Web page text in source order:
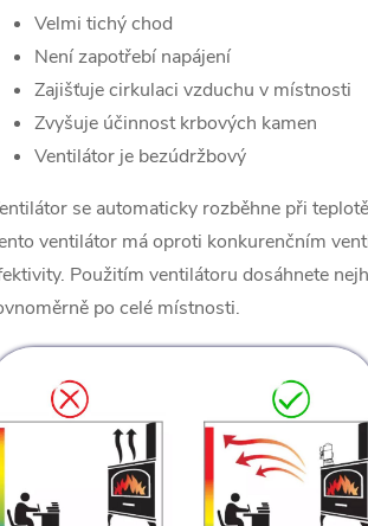
Velmi tichý chod
Není zapotřebí napájení
Zajišťuje cirkulaci vzduchu v místnosti
Zvyšuje účinnost krbových kamen
Ventilátor je bezúdržbový
se automaticky rozběhne při
ventilátor má oproti konkurenčním
Použitím ventilátoru dosáhnete
po celé místnosti.